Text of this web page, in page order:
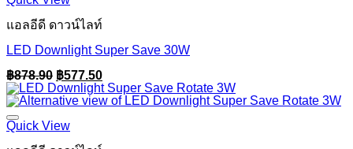
แอลอีดี ดาวน์ไลท์
LED Downlight Super Save 30W
฿878.90 Original
price
was:
฿577.50Current
price
is:
Quick View